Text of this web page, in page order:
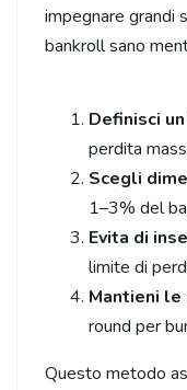
impegnare grandi
bankroll sano
Definisci
perdita
Scegli
1–3% del
Evita di
limite di
Mantieni le
round per
Questo metodo